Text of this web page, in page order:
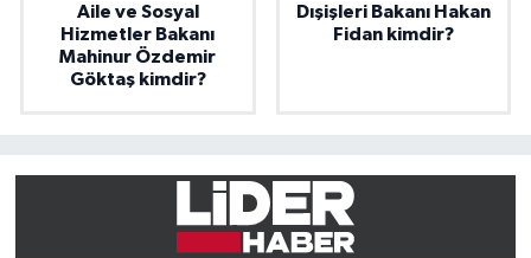
Aile ve Sosyal
Hizmetler Bakanı
Mahinur Özdemir
Göktaş kimdir?
Dışişleri Bakanı Hakan
Fidan kimdir?